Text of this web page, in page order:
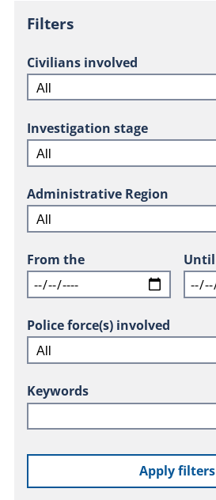
Filters
Civilians involved
Investigation stage
Administrative Region
From the Until
Police force(s) involved
Keywords
Apply filters